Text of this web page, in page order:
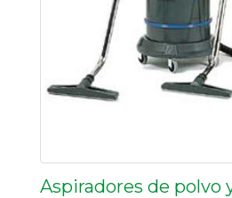
Aspiradores de polvo